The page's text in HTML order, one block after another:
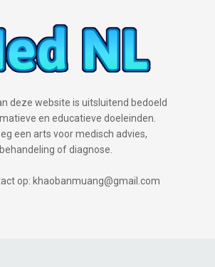
deze website is uitsluitend bedoeld
en educatieve doeleinden.
een arts voor medisch advies,
behandeling of diagnose.
op: khaobanmuang@gmail.com